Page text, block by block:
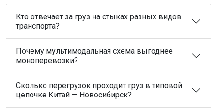
Кто отвечает за груз на стыках разных видов
транспорта?
Почему мультимодальная схема выгоднее
моноперевозки?
Сколько перегрузок проходит груз в типовой
цепочке Китай — Новосибирск?